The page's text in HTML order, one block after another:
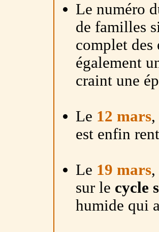
Le numéro
de familles
complet
également
craint une
Le 12 mars,
est enfin
Le 19 mars,
sur le cycle
humide qui